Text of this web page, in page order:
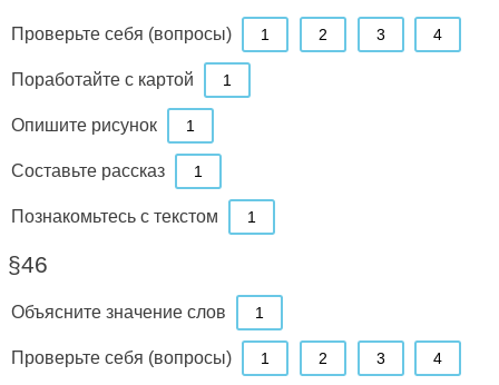
Проверьте себя (вопросы) 1 2 3 4
Поработайте с картой 1
Опишите рисунок 1
Составьте рассказ 1
Познакомьтесь с текстом 1
§46
Объясните значение слов 1
Проверьте себя (вопросы) 1 2 3 4